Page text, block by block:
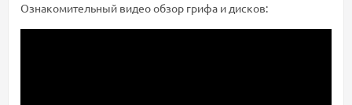
Ознакомительный видео обзор грифа и дисков: